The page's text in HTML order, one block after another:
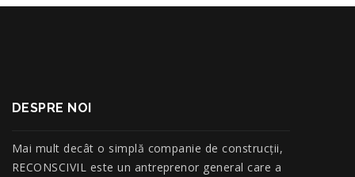
DESPRE NOI
Mai mult decât o simplă companie de construcţii,
RECONSCIVIL este un antreprenor general care a